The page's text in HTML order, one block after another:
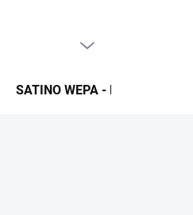
SATINO WEPA - NÁPLNE A